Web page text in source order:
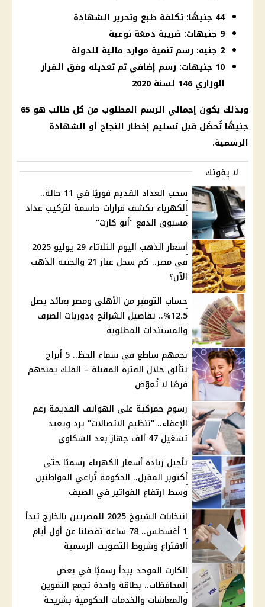
44 جنيهًا: تكلفة طبع وتحرير الشهادة
9 جنيهات: ضريبة دمغة نوعية
2 جنيه: رسم تنمية موارد مالية للدولة
10 جنيهات: رسم إضافي تم تعديله وفق القرار
الوزاري 146 لسنة 2020
وبذلك يكون إجمالي الرسم المطلوب من كل طالب هو 65
جنيهًا تُحصَّل قبل تسليم إخطار النجاح أو الشهادة
الرسمية.
لا يفوتك
سحب العداد القديم فوريًا في 11 حالة..
الكهرباء تكشف قرارات حاسمة لتركيب عداد
مسبوق الدفع "أبو كارت"
أسعار الذهب اليوم الثلاثاء 29 يوليو 2025
في مصر.. كم سجل عيار 21 والجنيه الذهب
الآن؟
حساب التوفير من الأهلي ومصر بعائد يصل
12.5%.. تفاصيل الشرائح ودوريات الصرف
والمستندات المطلوبة
نجمهم ساطع في سماء الحظ.. 5 أبراج
تتألق خلال الفترة المقبلة – الفلك يمنحهم
فرصًا لا تُعوّض
رسوم جمركية على الهواتف القديمة رغم
الإعفاء.. "تنظيم الاتصالات" يرد ويعيد
تشغيل 47 ألف جهاز بعد الشكاوى
تأجيل زيادة أسعار الكهرباء رسميًا حتى
أكتوبر المقبل.. الحكومة تُراعي المواطنين
وسط ارتفاع الفواتير في الصيف
انتخابات الشيوخ 2025 للمصريين بالخارج تبدأ
1 أغسطس.. 78 ساعة تفصلنا عن أول أيام
الاقتراع وشروط التصويت الرسمية
الكارت الموحد يبدأ رسميًا في بعض
المحافظات.. بطاقة واحدة تجمع التموين
والمعاشات والخدمات الحكومية بشريحة